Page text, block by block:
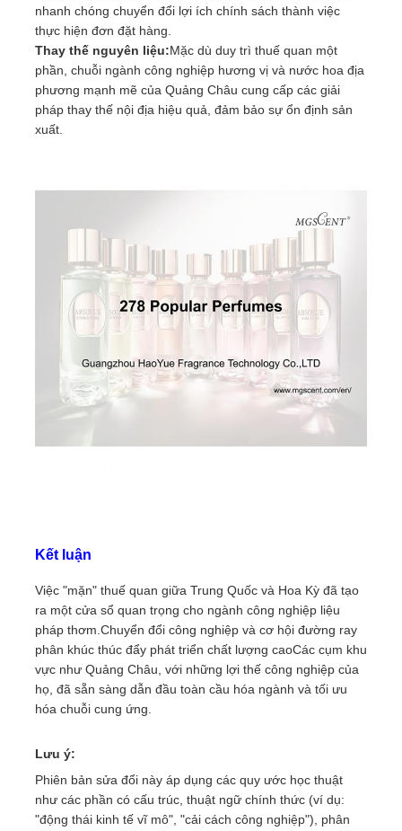
nhanh chóng chuyển đổi lợi ích chính sách thành việc
thực hiện đơn đặt hàng.
Thay thế nguyên liệu:Mặc dù duy trì thuế quan một
phần, chuỗi ngành công nghiệp hương vị và nước hoa địa
phương mạnh mẽ của Quảng Châu cung cấp các giải
pháp thay thế nội địa hiệu quả, đảm bảo sự ổn định sản
xuất.
Kết luận
Việc "mặn" thuế quan giữa Trung Quốc và Hoa Kỳ đã tạo
ra một cửa sổ quan trọng cho ngành công nghiệp liệu
pháp thơm.Chuyển đổi công nghiệp và cơ hội đường ray
phân khúc thúc đẩy phát triển chất lượng caoCác cụm khu
vực như Quảng Châu, với những lợi thế công nghiệp của
họ, đã sẵn sàng dẫn đầu toàn cầu hóa ngành và tối ưu
hóa chuỗi cung ứng.
Lưu ý:
Phiên bản sửa đổi này áp dụng các quy ước học thuật
như các phần có cấu trúc, thuật ngữ chính thức (ví dụ:
"động thái kinh tế vĩ mô", "cải cách công nghiệp"), phân